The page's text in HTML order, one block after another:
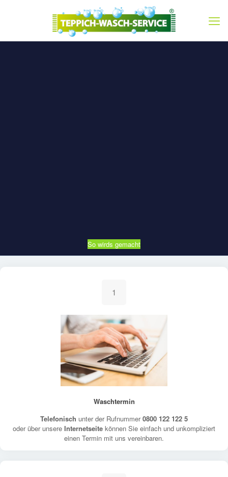
So wirds gemacht
1
Waschtermin
Telefonisch unter der Rufnummer0800 122 122 5
oder über unsere Internetseite können Sie einfach und unkompliziert
einen Termin mit uns vereinbaren.